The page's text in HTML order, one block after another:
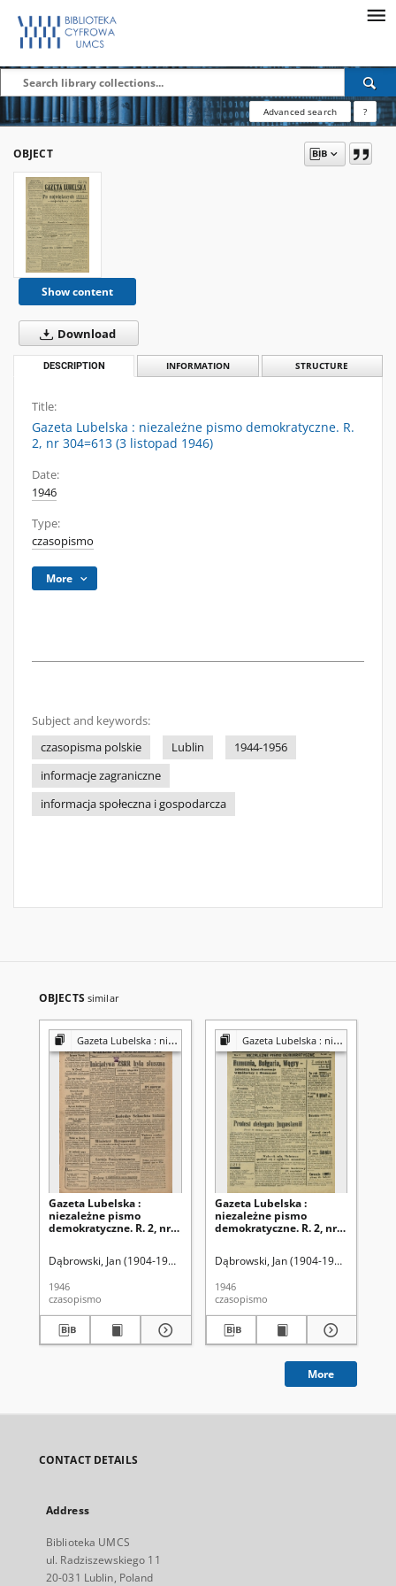
Advanced search ?
OBJECT
Show content
Download
DESCRIPTION INFORMATION STRUCTURE
Title:
Gazeta Lubelska : niezależne pismo demokratyczne. R.
2, nr 304=613 (3 listopad 1946)
Date:
1946
Type:
czasopismo
More
Subject and keywords:
czasopisma polskie
Lublin
1944-1956
informacje zagraniczne
informacja społeczna i gospodarcza
OBJECTS similar
Gazeta Lubelska : niezależny organ demokratyczny
Gazeta Lubelska :
niezależne pismo
demokratyczne. R. 2, nr
Dąbrowski, Jan (1904-1964). Red
1946
czasopismo
Gazeta Lubelska : niezależny organ demokratyczny
Gazeta Lubelska :
niezależne pismo
demokratyczne. R. 2, nr
Dąbrowski, Jan (1904-1964). Red
1946
czasopismo
More
CONTACT DETAILS
Address
Biblioteka UMCS
ul. Radziszewskiego 11
20-031 Lublin, Poland